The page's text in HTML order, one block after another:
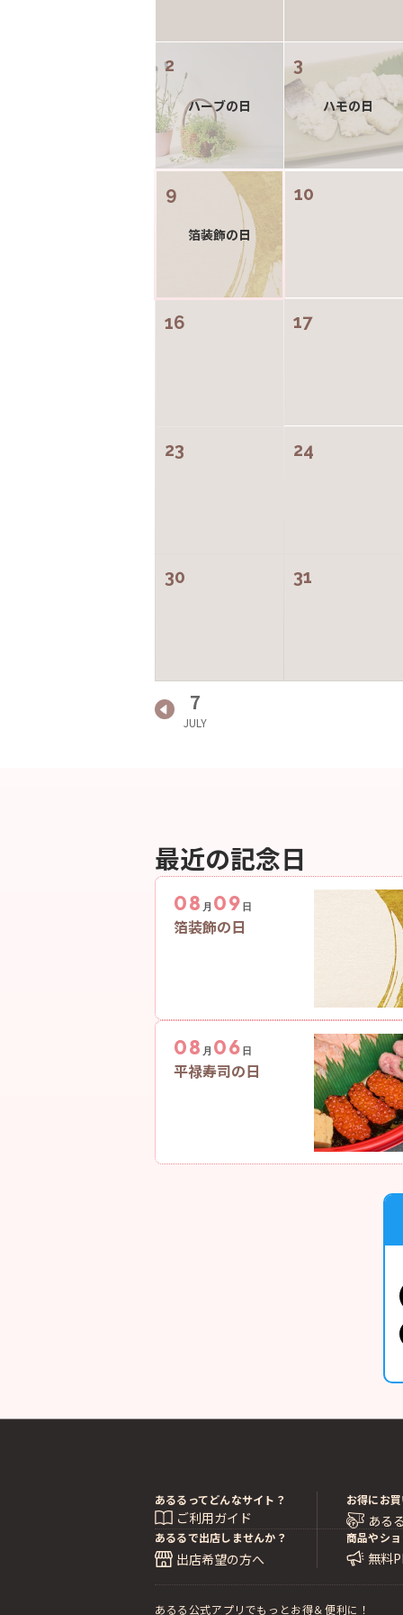
2
ハーブの日
3
ハモの日
9
箔装飾の日
10
16 17
23 24
30 31
7
最近の記念日
08 月 09 日
箔装飾の日
08 月 06 日
平禄寿司の日
あるるってどんなサイト？
ご利用ガイド
お得にお
ある
あるるで出店しませんか？
出店希望の方へ
商品やシ
無料
あるる公式アプリでもっとお得＆便利に！